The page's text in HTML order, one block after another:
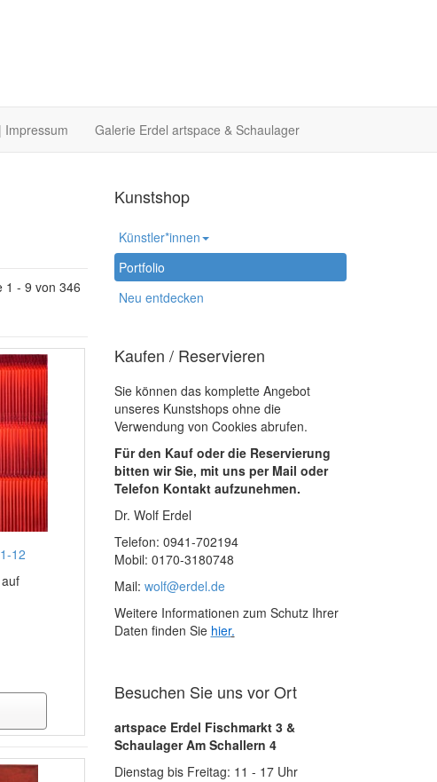
Impressum Galerie Erdel artspace & Schaulager
1 - 9 von 346
12
Kunstshop
Künstler*innen
Portfolio
Neu entdecken
Kaufen / Reservieren
Sie können das komplette Angebot
unseres Kunstshops ohne die
Verwendung von Cookies abrufen.
Für den Kauf oder die Reservierung
bitten wir Sie, mit uns per Mail oder
Telefon Kontakt aufzunehmen.
Dr. Wolf Erdel
Telefon: 0941-702194
Mobil: 0170-3180748
Mail: wolf@erdel.de
Weitere Informationen zum Schutz Ihrer
Daten finden Sie hier.
Besuchen Sie uns vor Ort
artspace Erdel Fischmarkt 3 &
Schaulager Am Schallern 4
Dienstag bis Freitag: 11 - 17 Uhr